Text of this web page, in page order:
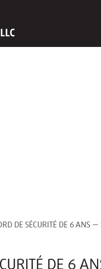
DE SÉCURITÉ DE 6 ANS —
DE 6